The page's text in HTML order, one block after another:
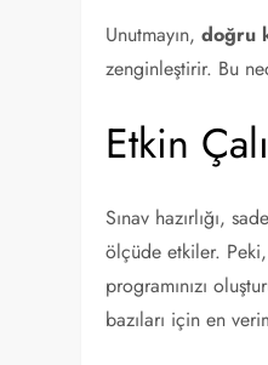
Unutmayın,doğru
zenginleştirir. Bu
Etkin
Sınav hazırlığı,
ölçüde etkiler.
programınızı
bazıları için en